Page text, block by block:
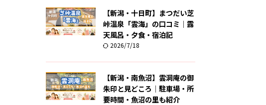
【新潟・十日町】まつだい芝
峠温泉「雲海」の口コミ｜露
天風呂・夕食・宿泊記
2026/7/18
【新潟・南魚沼】雲洞庵の御
朱印と見どころ｜駐車場・所
要時間・魚沼の里も紹介